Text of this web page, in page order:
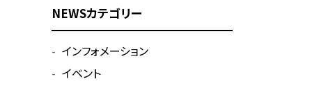
NEWSカテゴリー
インフォメーション
イベント